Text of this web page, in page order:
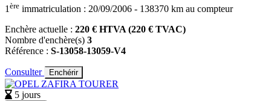
1 ère immatriculation : 20/09/2006 - 138370 km au compteur
Enchère actuelle : 220 € HTVA (220 € TVAC)
Nombre d'enchère(s) 3
Référence : S-13058-13059-V4
Consulter Enchérir
5 jours